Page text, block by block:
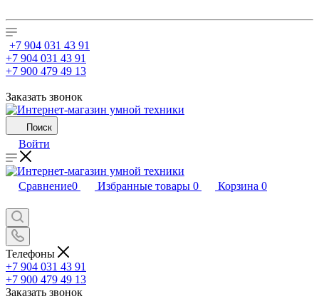
+7 904 031 43 91
+7 904 031 43 91
+7 900 479 49 13
Заказать звонок
Поиск
Войти
Сравнение0 Избранные товары 0 Корзина 0
Телефоны
+7 904 031 43 91
+7 900 479 49 13
Заказать звонок